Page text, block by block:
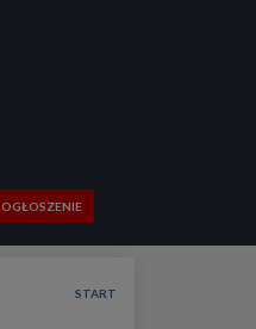
OGŁOSZENIE
START